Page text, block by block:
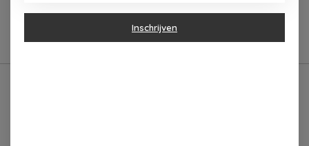
Je beoordeling toevoegen
Inschrijven